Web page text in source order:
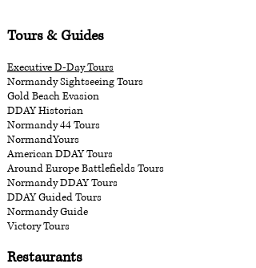
Tours & Guides
Executive D-Day Tours
Normandy Sightseeing Tours
Gold Beach Evasion
DDAY Historian
Normandy 44 Tours
NormandYours
American DDAY Tours
Around Europe Battlefields Tours
Normandy DDAY Tours
DDAY Guided Tours
Normandy Guide
Victory Tours
Restaurants